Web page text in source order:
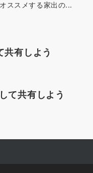
ススメする家出の...
有しよう
て共有しよう